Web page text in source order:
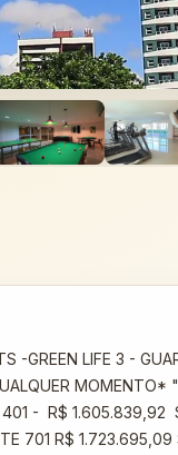
-GREEN LIFE 3 -
- R$ 1.605.839,92
701 R$